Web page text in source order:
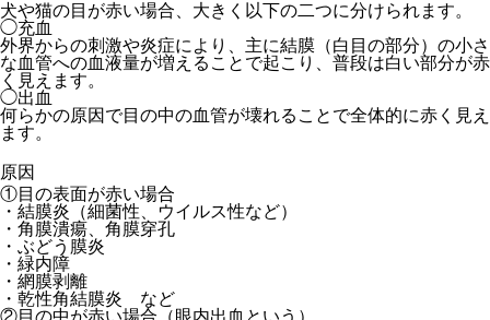
犬や猫の目が赤い場合、大きく以下の二つに分けられます。
◯充血
外界からの刺激や炎症により、主に結膜（白目の部分）の小さ
な血管への血液量が増えることで起こり、普段は白い部分が赤
く見えます。
◯出血
何らかの原因で目の中の血管が壊れることで全体的に赤く見え
ます。
原因
①目の表面が赤い場合
・結膜炎（細菌性、ウイルス性など）
・角膜潰瘍、角膜穿孔
・ぶどう膜炎
・緑内障
・網膜剥離
・乾性角結膜炎 など
②目の中が赤い場合（眼内出血という）